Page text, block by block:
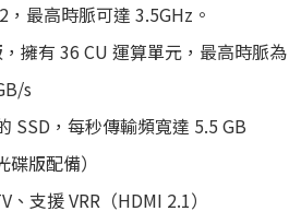
最高時脈可達 3.5GHz。
擁有 36 CU 運算單元，最高時脈
s
SSD，每秒傳輸頻寬達 5.5 GB
版配備）
支援 VRR（HDMI 2.1）